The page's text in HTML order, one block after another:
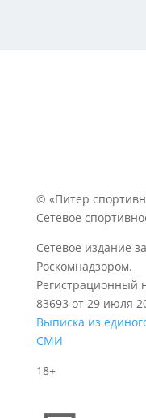
© «Питер
Сетевое
Сетевое издание
Роскомнадзором.
83693 от 29 июля
Выписка из
СМИ
18+